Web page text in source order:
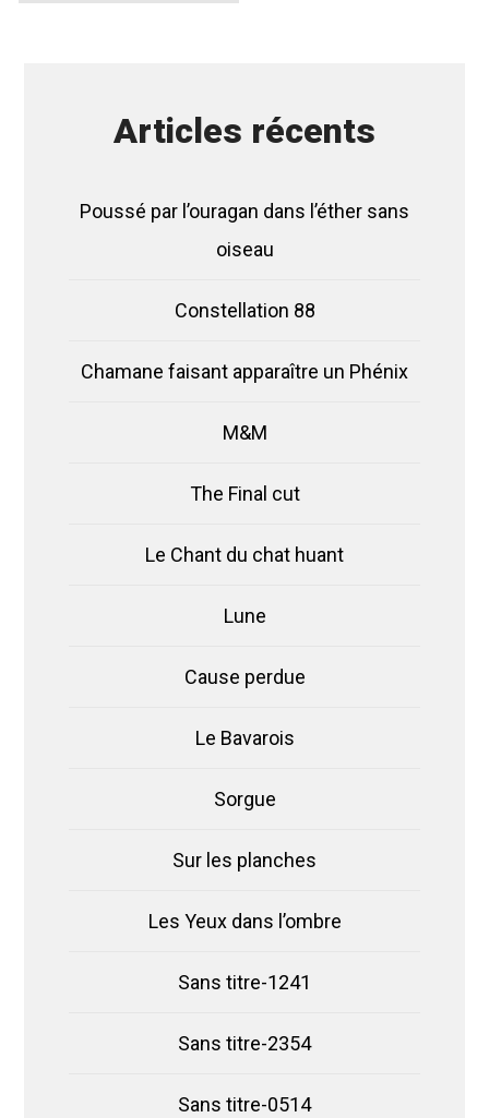
Articles récents
Poussé par l’ouragan dans l’éther sans
oiseau
Constellation 88
Chamane faisant apparaître un Phénix
M&M
The Final cut
Le Chant du chat huant
Lune
Cause perdue
Le Bavarois
Sorgue
Sur les planches
Les Yeux dans l’ombre
Sans titre-1241
Sans titre-2354
Sans titre-0514